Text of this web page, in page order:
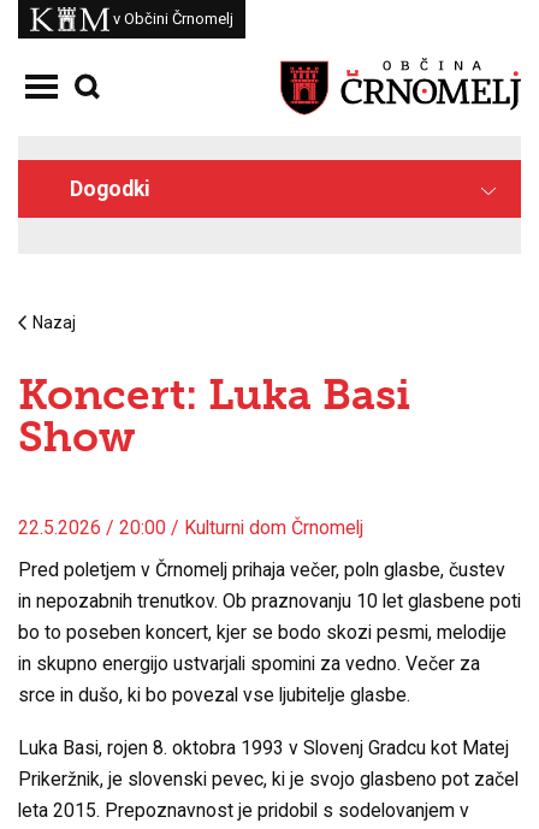
Skoči na vsebino
Kam
v Občini Črnomelj
Odpri meni
Dogodki
Nazaj
Koncert: Luka Basi
Show
22.5.2026 / 20:00 / Kulturni dom Črnomelj
Pred poletjem v Črnomelj prihaja večer, poln glasbe, čustev
in nepozabnih trenutkov. Ob praznovanju 10 let glasbene poti
bo to poseben koncert, kjer se bodo skozi pesmi, melodije
in skupno energijo ustvarjali spomini za vedno. Večer za
srce in dušo, ki bo povezal vse ljubitelje glasbe.
Luka Basi, rojen 8. oktobra 1993 v Slovenj Gradcu kot Matej
Prikeržnik, je slovenski pevec, ki je svojo glasbeno pot začel
leta 2015. Prepoznavnost je pridobil s sodelovanjem v